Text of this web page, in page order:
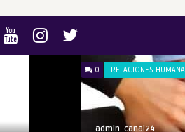
0 RELACIONES
admin_canal24